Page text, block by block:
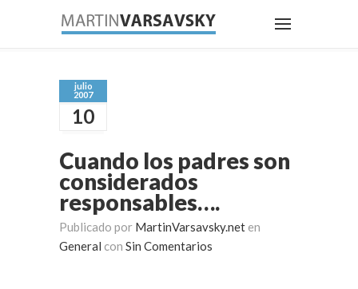
julio
2007
10
Cuando los padres son
considerados
responsables….
Publicado por MartinVarsavsky.net en
General con Sin Comentarios